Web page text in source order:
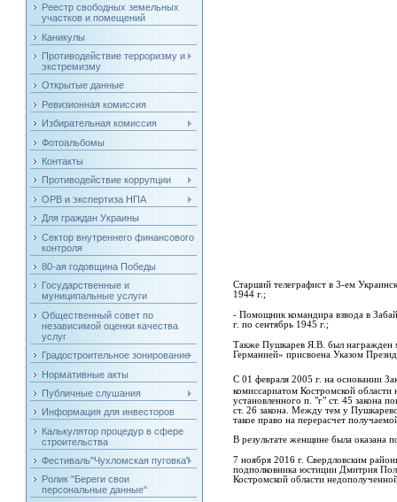
Реестр свободных земельных
участков и помещений
Каникулы
Противодействие терроризму и
экстремизму
Открытые данные
Ревизионная комиссия
Избирательная комиссия
Фотоальбомы
Контакты
Противодействие коррупции
ОРВ и экспертиза НПА
Для граждан Украины
Сектор внутреннего финансового
контроля
80-ая годовщина Победы
Государственные и
муниципальные услуги
Общественный совет по
независимой оценки качества
услуг
Градостроительное зонирование
Нормативные акты
Публичные слушания
Информация для инвесторов
Калькулятор процедур в сфере
строительства
Фестиваль"Чухломская пуговка"
Ролик "Береги свои
персональные данные"
Старший телеграфист в 3-ем
1944 г.;
- Помощник командира взвода в
г. по сентябрь 1945 г.;
Также Пушкарев Я.В. был награжден
Германией» присвоена Указом
С 01 февраля 2005 г. на основании
комиссариатом Костромской
установленного п. "г" ст. 45 закона
ст. 26 закона. Между тем у
такое право на перерасчет
В результате женщине была оказана
7 ноября 2016 г. Свердловским
подполковника юстиции Дмитрия
Костромской области